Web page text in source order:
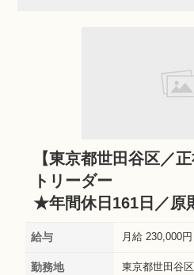
【東京都世田谷区／
トリーダー
★年間休日161日／原
給与 月給 230,000
勤務地 東京都世田谷